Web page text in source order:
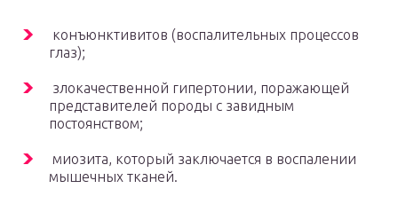
конъюнктивитов (воспалительных процессов
глаз);
злокачественной гипертонии, поражающей
представителей породы с завидным
постоянством;
миозита, который заключается в воспалении
мышечных тканей.